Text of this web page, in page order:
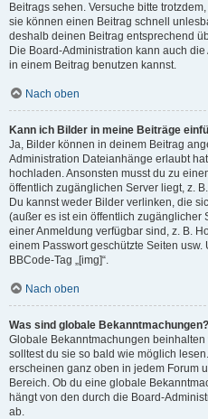
Beitrags sehen. Versuche bitte
sie können einen Beitrag schnell
deshalb deinen Beitrag entsprechend
Die Board-Administration kann auch
in einem Beitrag benutzen kannst.
Nach oben
Kann ich Bilder in meine Beiträge
Ja, Bilder können in deinem Beitrag
Administration Dateianhänge erlaubt
hochladen. Ansonsten musst du zu
öffentlich zugänglichen Server liegt, z.
Du kannst weder Bilder verlinken, die
(außer es ist ein öffentlich zugänglicher
einer Anmeldung verfügbar sind, z. B.
einem Passwort geschützte Seiten
BBCode-Tag „[img]“.
Nach oben
Was sind globale Bekanntmachungen?
Globale Bekanntmachungen
solltest du sie so bald wie möglich
erscheinen ganz oben in jedem Forum
Bereich. Ob du eine globale
hängt von den durch die Board-
ab.